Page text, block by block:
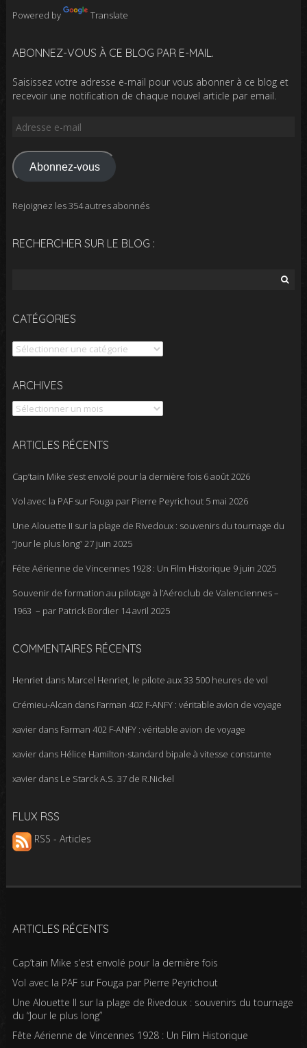
Powered by Translate
ABONNEZ-VOUS À CE BLOG PAR E-MAIL.
Saisissez votre adresse e-mail pour vous abonner à ce blog et
recevoir une notification de chaque nouvel article par email.
Adresse
mail
Abonnez-vous
Rejoignez les 354 autres abonnés
RECHERCHER SUR LE BLOG :
CATÉGORIES
Catégories
ARCHIVES
Archives
ARTICLES RÉCENTS
Cap’tain Mike s’est envolé pour la dernière fois 6 août 2026
Vol avec la PAF sur Fouga par Pierre Peyrichout 5 mai 2026
Une Alouette II sur la plage de Rivedoux : souvenirs du tournage du
“Jour le plus long”27 juin 2025
Fête Aérienne de Vincennes 1928 : Un Film Historique 9 juin 2025
Souvenir de formation au pilotage à l’Aéroclub de Valenciennes –
1963 – par Patrick Bordier 14 avril 2025
COMMENTAIRES RÉCENTS
Henrietdans Marcel Henriet, le pilote aux 33 500 heures de vol
Crémieu-Alcan dans Farman 402 F-ANFY : véritable avion de voyage
xavierdans Farman 402 F-ANFY : véritable avion de voyage
xavierdans Hélice Hamilton-standard bipale à vitesse constante
xavierdans Le Starck A.S. 37 de R.Nickel
FLUX RSS
RSS - Articles
ARTICLES RÉCENTS
Cap’tain Mike s’est envolé pour la dernière fois
Vol avec la PAF sur Fouga par Pierre Peyrichout
Une Alouette II sur la plage de Rivedoux : souvenirs du tournage
du “Jour le plus long”
Fête Aérienne de Vincennes 1928 : Un Film Historique